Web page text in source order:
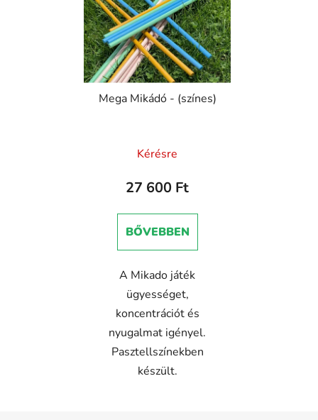
Mega Mikádó - (színes)
Kérésre
27 600 Ft
BŐVEBBEN
A Mikado játék
ügyességet,
koncentrációt és
nyugalmat igényel.
Pasztellszínekben
készült.